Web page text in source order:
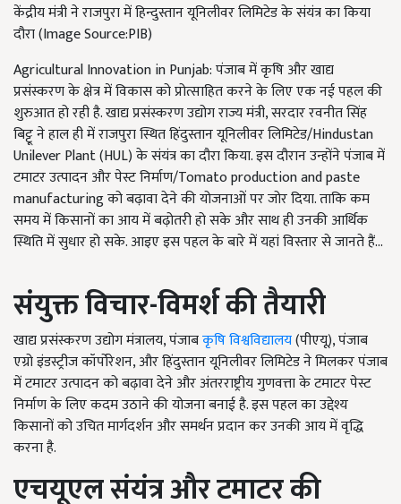
केंद्रीय मंत्री ने राजपुरा में हिन्‍दुस्तान यूनिलीवर लिमिटेड के संयंत्र का किया
दौरा (Image Source:PIB)
Agricultural Innovation in Punjab: पंजाब में कृषि और खाद्य
प्रसंस्करण के क्षेत्र में विकास को प्रोत्साहित करने के लिए एक नई पहल की
शुरुआत हो रही है. खाद्य प्रसंस्करण उद्योग राज्य मंत्री, सरदार रवनीत सिंह
बिट्टू ने हाल ही में राजपुरा स्थित हिंदुस्तान यूनिलीवर लिमिटेड/Hindustan
Unilever Plant (HUL) के संयंत्र का दौरा किया. इस दौरान उन्होंने पंजाब में
टमाटर उत्पादन और पेस्ट निर्माण/Tomato production and paste
manufacturing को बढ़ावा देने की योजनाओं पर जोर दिया. ताकि कम
समय में किसानों का आय में बढ़ोतरी हो सके और साथ ही उनकी आर्थिक
स्थिति में सुधार हो सके. आइए इस पहल के बारे में यहां विस्तार से जानते हैं...
संयुक्त विचार-विमर्श की तैयारी
खाद्य प्रसंस्करण उद्योग मंत्रालय, पंजाबकृषि विश्वविद्यालय(पीएयू), पंजाब
एग्रो इंडस्ट्रीज कॉर्पोरेशन, और हिंदुस्तान यूनिलीवर लिमिटेड ने मिलकर पंजाब
में टमाटर उत्पादन को बढ़ावा देने और अंतरराष्ट्रीय गुणवत्ता के टमाटर पेस्ट
निर्माण के लिए कदम उठाने की योजना बनाई है. इस पहल का उद्देश्य
किसानों को उचित मार्गदर्शन और समर्थन प्रदान कर उनकी आय में वृद्धि
करना है.
एचयूएल संयंत्र और टमाटर की